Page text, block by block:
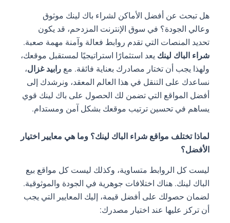
هل تبحث عن أفضل الأماكن لشراء باك لينك موثوق
وعالي الجودة؟ في سوق الإنترنت المزدحم، قد يكون
تحديد المنصات التي تقدم روابط فعالة وآمنة مهمة صعبة.
شراء الباك لينكيعد استثمارًا استراتيجيًا لمستقبل موقعك،
ولهذا يجب أن تختار مصادرك بعناية فائقة. معرابيد غزال،
نساعدك على التنقل في هذا العالم المعقد، ونرشدك إلى
أفضل المواقع التي تضمن لك الحصول على باك لينك قوي
يساهم في تحسين ترتيب موقعك بشكل آمن ومستدام.
لماذا تختلف مواقع شراء الباك لينك؟ وما هي معايير اختيار
الأفضل؟
ليست كل الروابط متساوية، وكذلك ليست كل مواقع بيع
الباك لينك. هناك اختلافات جوهرية في الجودة والموثوقية.
لضمان حصولك على أفضل قيمة، إليك المعايير التي يجب
أن تركز عليها عند اختيار مصدرك: